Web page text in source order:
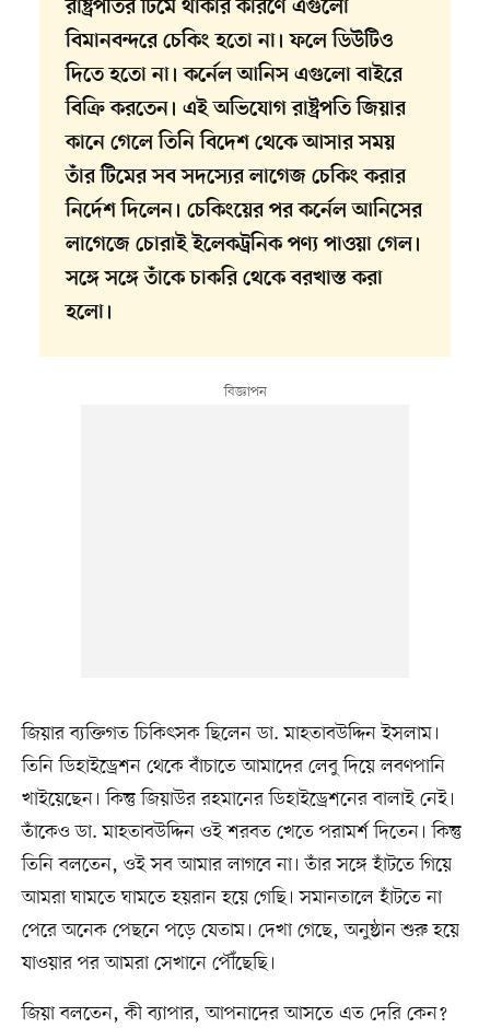
রাষ্ট্রপতির টিমে থাকার কারণে এগুলো
বিমানবন্দরে চেকিং হতো না। ফলে ডিউটিও
দিতে হতো না। কর্নেল আনিস এগুলো বাইরে
বিক্রি করতেন। এই অভিযোগ রাষ্ট্রপতি জিয়ার
কানে গেলে তিনি বিদেশ থেকে আসার সময়
তাঁর টিমের সব সদস্যের লাগেজ চেকিং করার
নির্দেশ দিলেন। চেকিংয়ের পর কর্নেল আনিসের
লাগেজে চোরাই ইলেকট্রনিক পণ্য পাওয়া গেল।
সঙ্গে সঙ্গে তাঁকে চাকরি থেকে বরখাস্ত করা
হলো।
জিয়ার ব্যক্তিগত চিকিৎসক ছিলেন ডা. মাহতাবউদ্দিন ইসলাম।
তিনি ডিহাইড্রেশন থেকে বাঁচাতে আমাদের লেবু দিয়ে লবণপানি
খাইয়েছেন। কিন্তু জিয়াউর রহমানের ডিহাইড্রেশনের বালাই নেই।
তাঁকেও ডা. মাহতাবউদ্দিন ওই শরবত খেতে পরামর্শ দিতেন। কিন্তু
তিনি বলতেন, ওই সব আমার লাগবে না। তাঁর সঙ্গে হাঁটতে গিয়ে
আমরা ঘামতে ঘামতে হয়রান হয়ে গেছি। সমানতালে হাঁটতে না
পেরে অনেক পেছনে পড়ে যেতাম। দেখা গেছে, অনুষ্ঠান শুরু হয়ে
যাওয়ার পর আমরা সেখানে পৌঁছেছি।
জিয়া বলতেন, কী ব্যাপার, আপনাদের আসতে এত দেরি কেন?